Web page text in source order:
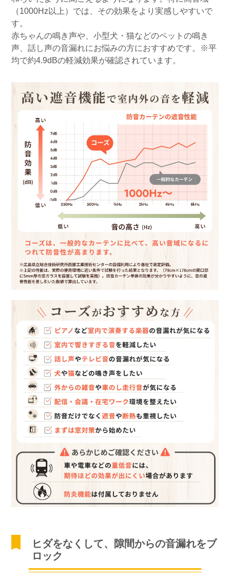
（1000Hz以上）では、その効果をより実感しやすいで
す。
赤ちゃんの鳴き声や、小型犬・猫などのペットの鳴き
声、話し声の音漏れにお悩みの方におすすめです。※平
均で約4.9dBの軽減効果が確認されています。
ヒダをなくして、隙間からの音漏れをブ
ロック